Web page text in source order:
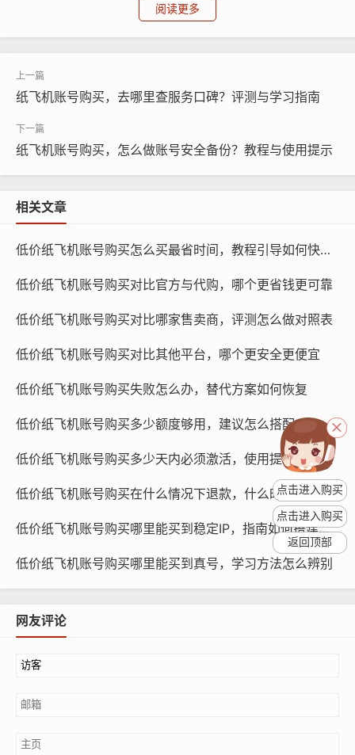
恢复的聊天记录类型：您需要恢复哪些类型的聊天记录？
16888.com
恢复的聊天记录来源：您需要恢复哪些来源的聊天记录？
您可能需要恢复与特定联系人或群组的聊天记录。
恢复的聊天记录数量：您需要恢复多少条聊天记录？您可
能需要恢复数百条聊天记录,或者需要恢复数千条聊天记
录。
推荐指南
根据以上需求,以下是选择纸飞机账号的推荐指南：
选择具有广泛支持的账号：选择具有广泛支持的纸飞机账
号,可以确保您能够恢复更多类型的聊天记录和来源的聊天
记录。
阅读更多
纸飞机账号购买，去哪里查服务口碑？评测与学习指南
纸飞机账号购买，怎么做账号安全备份？教程与使用提示
相关文章
低价纸飞机账号购买怎么买最省时间，教程引导如何快速完成
低价纸飞机账号购买对比官方与代购，哪个更省钱更可靠
低价纸飞机账号购买对比哪家售卖商，评测怎么做对照表
低价纸飞机账号购买对比其他平台，哪个更安全更便宜
低价纸飞机账号购买失败怎么办，替代方案如何恢复
低价纸飞机账号购买多少额度够用，建议怎么搭配
低价纸飞机账号购买多少天内必须激活，使用提示别错过
低价纸飞机账号购买在什么情况下退款，什么时候能申请
低价纸飞机账号购买哪里能买到稳定IP，指南如何搭建环境
低价纸飞机账号购买哪里能买到真号，学习方法怎么辨别
网友评论
点击进入购买
点击进入购买
返回顶部